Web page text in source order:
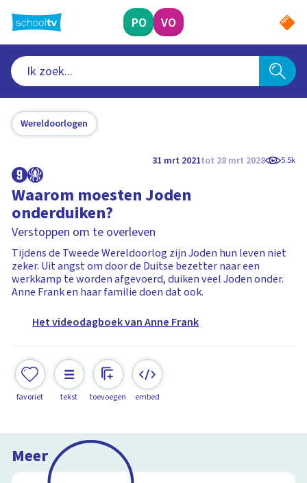
naar
hoofdinhoud
PO VO
Wereldoorlogen
31 mrt 2021tot 28 mrt 2028 5.5k
Waarom moesten Joden
onderduiken?
Verstoppen om te overleven
Tijdens de Tweede Wereldoorlog zijn Joden hun leven niet
zeker. Uit angst om door de Duitse bezetter naar een
werkkamp te worden afgevoerd, duiken veel Joden onder.
Anne Frank en haar familie doen dat ook.
Het videodagboek van Anne Frank
favoriet tekst toevoegen embed
Meer